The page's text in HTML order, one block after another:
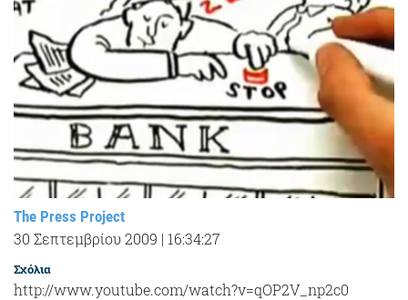
The Press Project
30 Σεπτεμβρίου 2009 | 16:34:27
Σχόλια
http://www.youtube.com/watch?v=qOP2V_np2c0